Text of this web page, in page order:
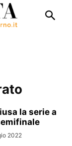
la serie a
2022